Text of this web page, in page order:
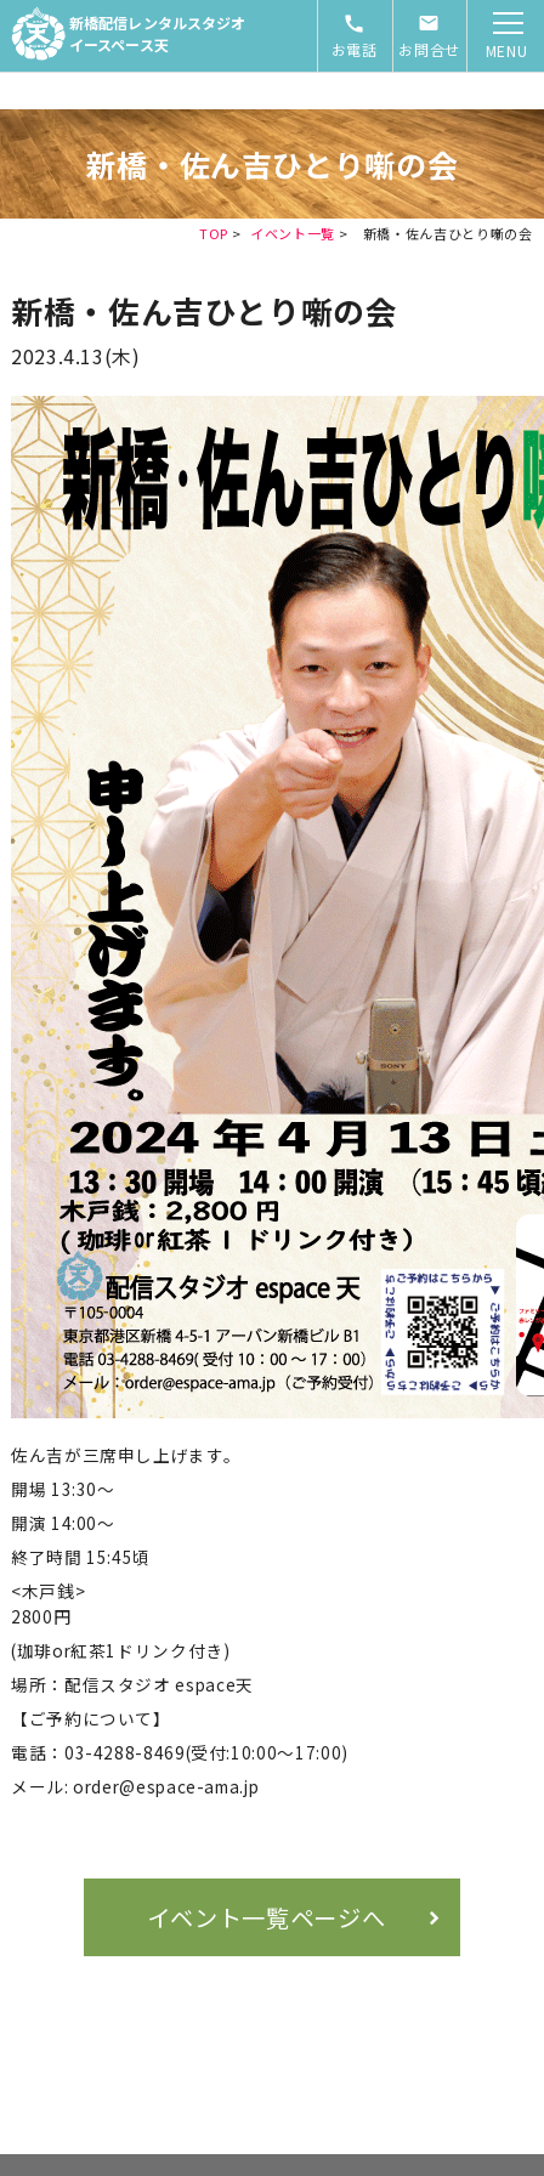
新橋配信レンタルスタジオ
イースペース天
お電話 お問合せ MENU
新橋・佐ん吉ひとり噺の会
TOP > イベント一覧 > 新橋・佐ん吉ひとり噺の会
新橋・佐ん吉ひとり噺の会
2023.4.13(木)
佐ん吉が三席申し上げます。
開場 13:30～
開演 14:00～
終了時間 15:45頃
<木戸銭>
2800円
(珈琲or紅茶1ドリンク付き)
場所：配信スタジオ espace天
【ご予約について】
電話：03-4288-8469(受付:10:00～17:00)
メール: order@espace-ama.jp
イベント一覧ページへ